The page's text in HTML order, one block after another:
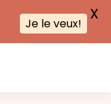
Je le veux! X